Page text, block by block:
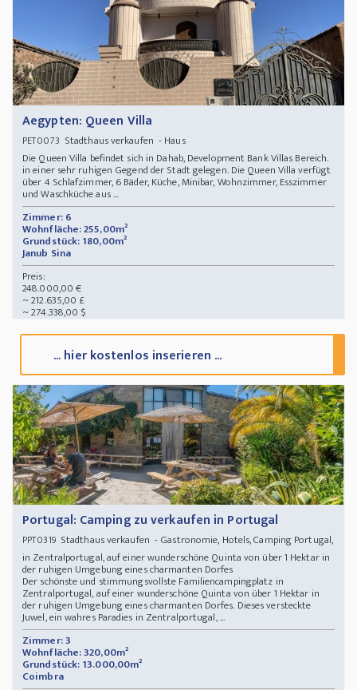
Aegypten: Queen Villa
PET0073 Stadthaus verkaufen - Haus
Die Queen Villa befindet sich in Dahab, Development Bank Villas Bereich.
in einer sehr ruhigen Gegend der Stadt gelegen. Die Queen Villa verfügt
über 4 Schlafzimmer, 6 Bäder, Küche, Minibar, Wohnzimmer, Esszimmer
und Waschküche aus ...
Zimmer: 6
Wohnfläche: 255,00m²
Grundstück: 180,00m²
Janub Sina
Preis:
248.000,00 €
~ 212.635,00 £
~ 274.338,00 $
... hier kostenlos inserieren ...
Portugal: Camping zu verkaufen in Portugal
PPT0319Stadthaus verkaufen - Gastronomie, Hotels, Camping Portugal,
in Zentralportugal, auf einer wunderschöne Quinta von über 1 Hektar in
der ruhigen Umgebung eines charmanten Dorfes
Der schönste und stimmungsvollste Familiencampingplatz in
Zentralportugal, auf einer wunderschöne Quinta von über 1 Hektar in
der ruhigen Umgebung eines charmanten Dorfes. Dieses versteckte
Juwel, ein wahres Paradies in Zentralportugal, ...
Zimmer: 3
Wohnfläche: 320,00m²
Grundstück: 13.000,00m²
Coimbra